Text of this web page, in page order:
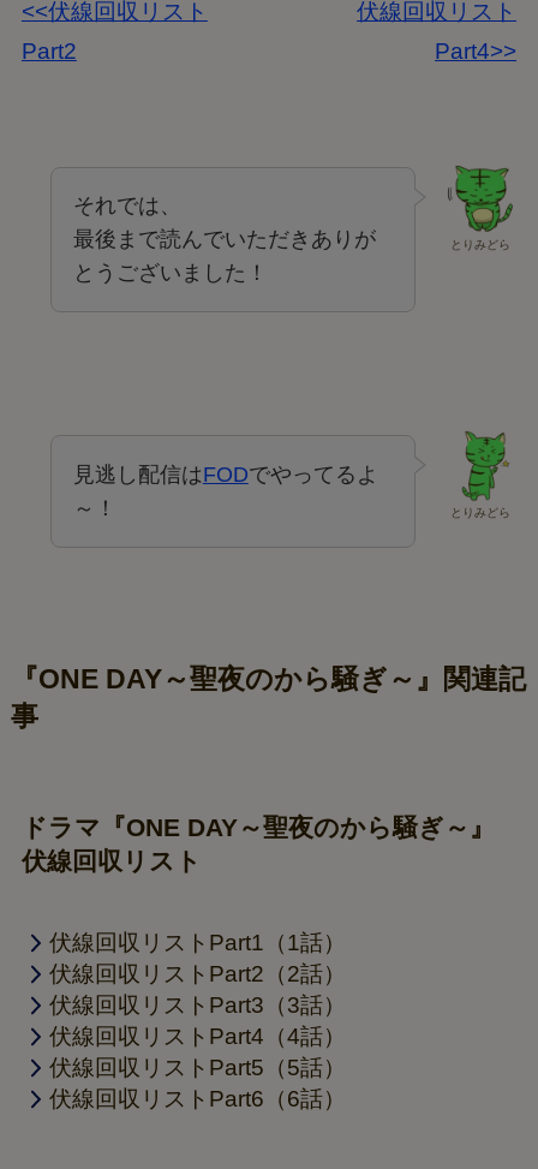
<<伏線回収リスト
Part2
伏線回収リスト
Part4>>
とりみどら
それでは、
最後まで読んでいただきありが
とうございました！
とりみどら
見逃し配信はFODでやってるよ
～！
『ONE DAY～聖夜のから騒ぎ～』関連記
事
ドラマ『ONE DAY～聖夜のから騒ぎ～』
伏線回収リスト
伏線回収リストPart1（1話）
伏線回収リストPart2（2話）
伏線回収リストPart3（3話）
伏線回収リストPart4（4話）
伏線回収リストPart5（5話）
伏線回収リストPart6（6話）